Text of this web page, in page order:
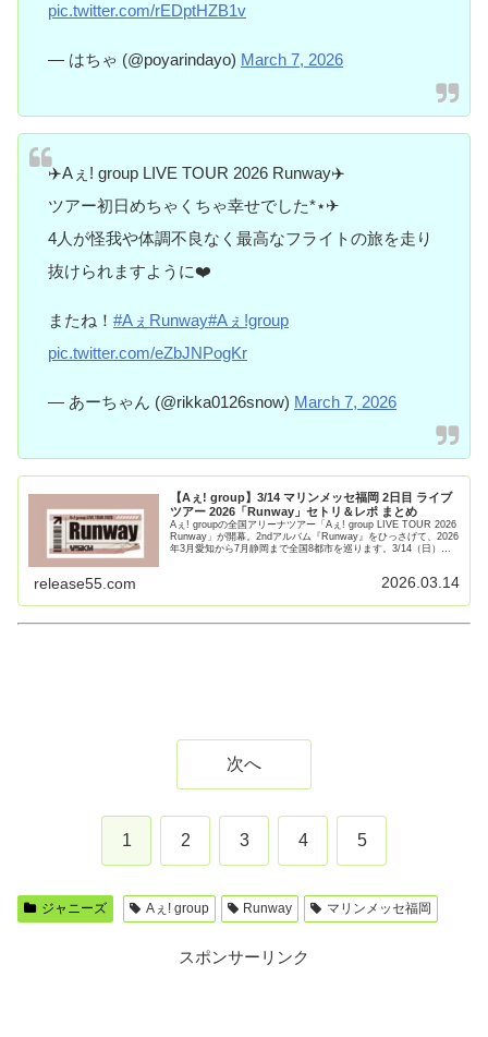
pic.twitter.com/rEDptHZB1v
— はちゃ (@poyarindayo) March 7, 2026
✈️Aぇ! group LIVE TOUR 2026 Runway✈️
ツアー初日めちゃくちゃ幸せでした*⋆✈
4人が怪我や体調不良なく最高なフライトの旅を走り
抜けられますように❤️
またね！ #AぇRunway#Aぇǃgroup
pic.twitter.com/eZbJNPogKr
— あーちゃん (@rikka0126snow) March 7, 2026
【Aぇ! group】3/14 マリンメッセ福岡 2日目 ライブ
ツアー 2026「Runway」セトリ＆レポ まとめ
Aぇ! groupの全国アリーナツアー「Aぇ! group LIVE TOUR 2026
Runway」が開幕。2ndアルバム『Runway』をひっさげて、2026
年3月愛知から7月静岡まで全国8都市を巡ります。3/14（日）に
release55.com 2026.03.14
次へ
1 2 3 4 5
ジャニーズ Aぇ! group Runway マリンメッセ福岡
スポンサーリンク